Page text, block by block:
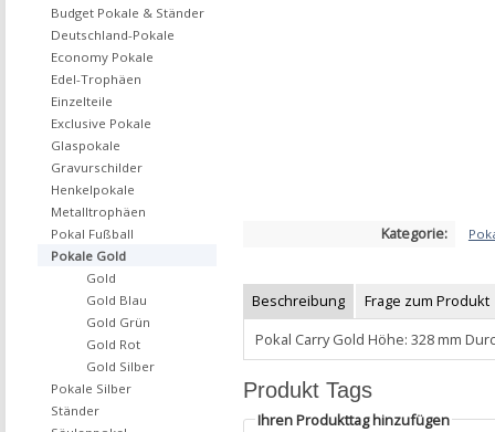
Kategorie:
Beschreibung
Frage zum Produkt
Pokal Carry Gold Höhe: 328 mm
Produkt Tags
Ihren Produkttag hinzufügen
Budget Pokale & Ständer
Deutschland-Pokale
Economy Pokale
Edel-Trophäen
Einzelteile
Exclusive Pokale
Glaspokale
Gravurschilder
Henkelpokale
Metalltrophäen
Pokal Fußball
Pokale Gold
Gold
Gold Blau
Gold Grün
Gold Rot
Gold Silber
Pokale Silber
Ständer